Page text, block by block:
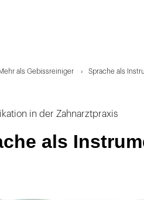
als Gebissreiniger Sprache als
in der Zahnarztpraxis
als